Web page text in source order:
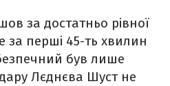
за достатньо рівної
за перші 45-ть хвилин
був лише
Лєднєва Шуст не